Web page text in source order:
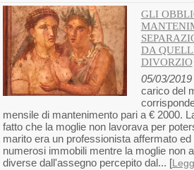
GLI
DA
DIVORZIO
05/03/2019
carico del
mensile di mantenimento pari a € 2000.
fatto che la moglie non lavorava per
marito era un professionista affermato
numerosi immobili mentre la moglie non
diverse dall'assegno percepito dal... [